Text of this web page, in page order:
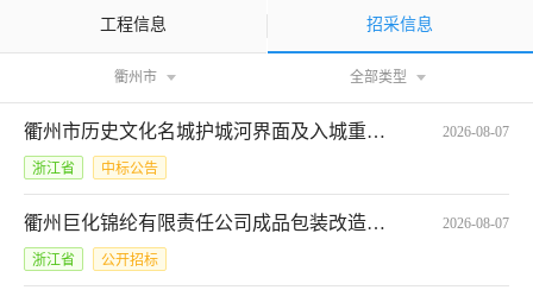
工程信息 招采信息
衢州市 全部类型
衢州市历史文化名城护城河界面及入城重要节点项目研究的中标结果公告 2026-08-07
浙江省 中标公告
衢州巨化锦纶有限责任公司成品包装改造项目安全设施竣工验收安全评价服务*JJCG2026080715483074301 2026-08-07
浙江省 公开招标